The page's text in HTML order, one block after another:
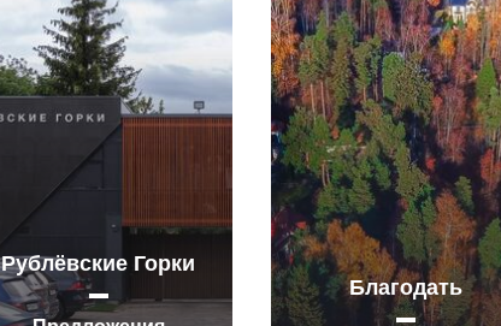
Рублёвские Горки
Благодать